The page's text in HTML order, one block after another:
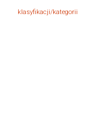
klasyfikacji/kategorii